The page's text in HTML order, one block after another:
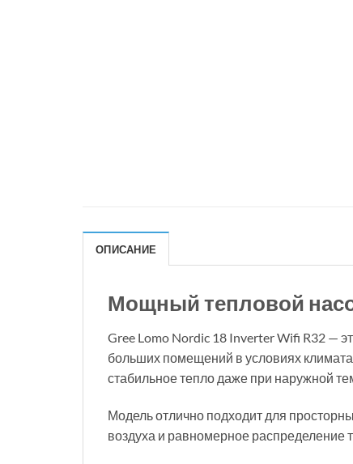
ОПИСАНИЕ
Мощный тепловой
Gree Lomo Nordic 18 Inverter Wifi R32 —
больших помещений в условиях
стабильное тепло даже при наружной
Модель отлично подходит для
воздуха и равномерное распределение